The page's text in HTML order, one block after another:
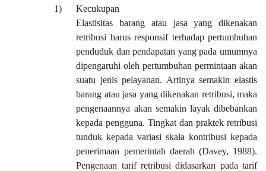
1)
Kecukupan
Elastisitas barang atau jasa yang dikenakan
retribusi harus responsif terhadap pertumbuhan
penduduk dan pendapatan yang pada umumnya
dipengaruhi oleh pertumbuhan permintaan akan
suatu jenis pelayanan. Artinya semakin elastis
barang atau jasa yang dikenakan retribusi, maka
pengenaannya akan semakin layak dibebankan
kepada pengguna. Tingkat dan praktek retribusi
tunduk kepada variasi skala kontribusi kepada
penerimaan pemerintah daerah (Davey, 1988).
Pengenaan tarif retribusi didasarkan pada tarif